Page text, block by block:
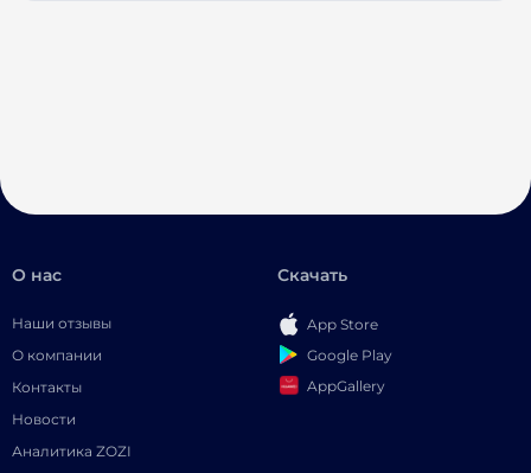
О нас
Наши отзывы
О компании
Контакты
Новости
Аналитика ZOZI
Скачать
App Store
Google Play
AppGallery